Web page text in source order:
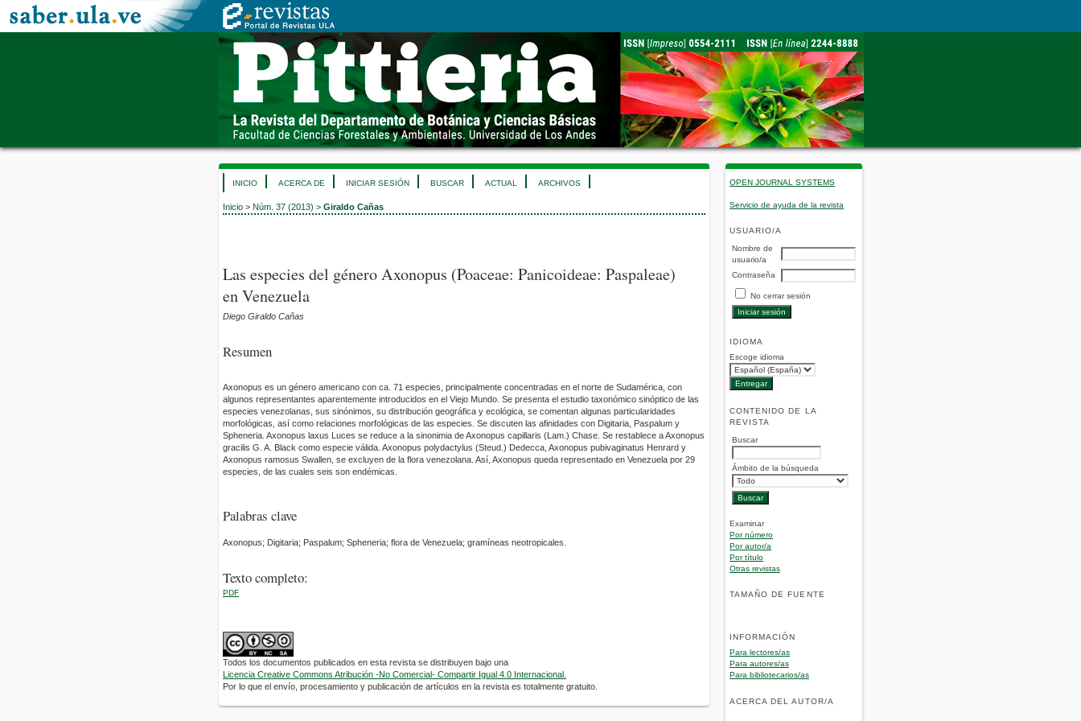
OPEN JOURNAL SYSTEMS
Servicio de ayuda de la revista
USUARIO/A
Nombre de
usuario/a
Contraseña
No cerrar sesión
IDIOMA
Escoge idioma
CONTENIDO DE LA
REVISTA
Buscar
Ámbito de la búsqueda
Examinar
Por número
Por autor/a
Por título
Otras revistas
TAMAÑO DE FUENTE
INFORMACIÓN
Para lectores/as
Para autores/as
Para bibliotecarios/as
ACERCA DEL AUTOR/A
INICIO ACERCA DE INICIAR SESIÓN BUSCAR ACTUAL ARCHIVOS
Inicio > Núm. 37 (2013) > Giraldo Cañas
Las especies del género Axonopus (Poaceae: Panicoideae: Paspaleae)
en Venezuela
Diego Giraldo Cañas
Resumen
Axonopus es un género americano con ca. 71 especies, principalmente concentradas en el norte de Sudamérica, con
algunos representantes aparentemente introducidos en el Viejo Mundo. Se presenta el estudio taxonómico sinóptico de las
especies venezolanas, sus sinónimos, su distribución geográfica y ecológica, se comentan algunas particularidades
morfológicas, así como relaciones morfológicas de las especies. Se discuten las afinidades con Digitaria, Paspalum y
Spheneria. Axonopus laxus Luces se reduce a la sinonimia de Axonopus capillaris (Lam.) Chase. Se restablece a Axonopus
gracilis G. A. Black como especie válida. Axonopus polydactylus (Steud.) Dedecca, Axonopus pubivaginatus Henrard y
Axonopus ramosus Swallen, se excluyen de la flora venezolana. Así, Axonopus queda representado en Venezuela por 29
especies, de las cuales seis son endémicas.
Palabras clave
Axonopus; Digitaria; Paspalum; Spheneria; flora de Venezuela; gramíneas neotropicales.
Texto completo:
PDF
Todos los documentos publicados en esta revista se distribuyen bajo una
Licencia Creative Commons Atribución -No Comercial- Compartir Igual 4.0 Internacional.
Por lo que el envío, procesamiento y publicación de artículos en la revista es totalmente gratuito.